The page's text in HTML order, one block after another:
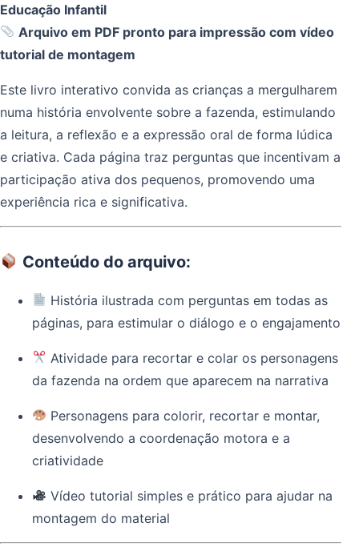
Educação Infantil
Arquivo em PDF pronto para impressão com vídeo
tutorial de montagem
Este livro interativo convida as crianças a mergulharem
numa história envolvente sobre a fazenda, estimulando
a leitura, a reflexão e a expressão oral de forma lúdica
e criativa. Cada página traz perguntas que incentivam a
participação ativa dos pequenos, promovendo uma
experiência rica e significativa.
Conteúdo do arquivo:
História ilustrada com perguntas em todas as
páginas, para estimular o diálogo e o engajamento
Atividade para recortar e colar os personagens
da fazenda na ordem que aparecem na narrativa
Personagens para colorir, recortar e montar,
desenvolvendo a coordenação motora e a
criatividade
Vídeo tutorial simples e prático para ajudar na
montagem do material